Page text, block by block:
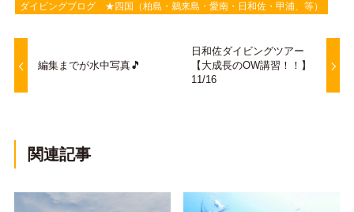
ダイビングブログ ★四国（柏島・鵜来島・愛南・日和佐・甲浦、等）
編集までが水中写真🎵
日和佐ダイビングツアー
【大成長のOW講習！！】
11/16
関連記事